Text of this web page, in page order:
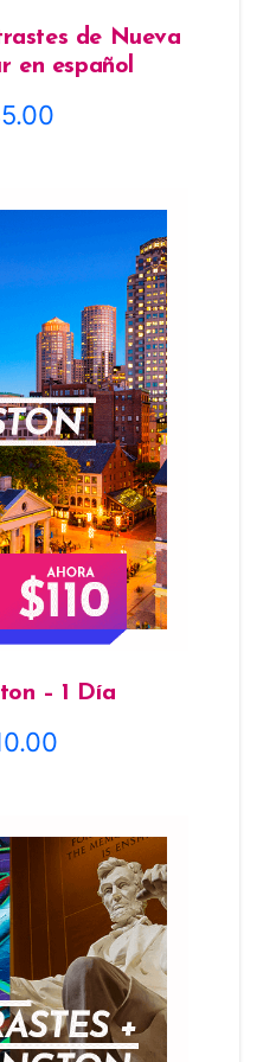
de Nueva
en español
– 1 Día